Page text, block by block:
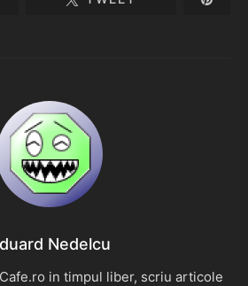
Nedelcu
in timpul liber, scriu articole